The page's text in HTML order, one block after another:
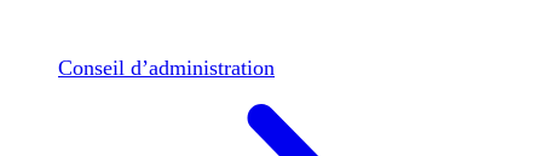
Conseil d’administration